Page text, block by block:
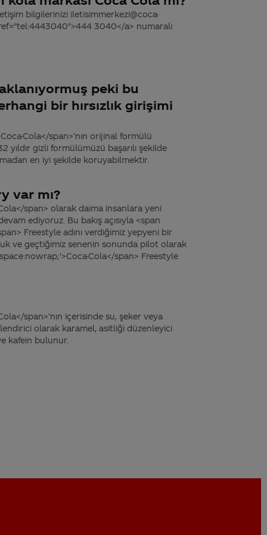
bilgilerinizi iletisimmerkezi@coca-
3040</a> numaralı
peki bu
bir hırsızlık girişimi
Cola</span>’nın orijinal formülü
yıldır gizli formülümüzü başarılı şekilde
en iyi şekilde koruyabilmektir.
var mı?
span> olarak daima insanlara yeni
ediyoruz. Bu bakış açısıyla <span
Freestyle adını verdiğimiz yepyeni bir
ve geçtiğimiz senenin sonunda pilot olarak
Cola</span> Freestyle
span>’nın içerisinde su, şeker veya
olarak karamel, asitliği düzenleyici
kafein bulunur.